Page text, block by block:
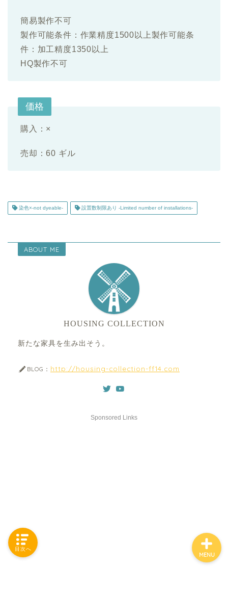
簡易製作不可
製作可能条件：作業精度1500以上製作可能条
件：加工精度1350以上
HQ製作不可
価格
購入：×
売却：60 ギル
染色×-not dyeable- 設置数制限あり -Limited number of installations-
ABOUT ME
HOUSING COLLECTION
新たな家具を生み出そう。
BLOG： http://housing-collection-ff14.com
Sponsored Links
MENU
Category List-
目次へ